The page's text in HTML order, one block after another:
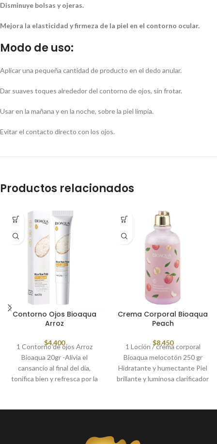
Disminuye bolsas y ojeras.
Mejora la elasticidad y firmeza de la piel en el contorno ocular.
Modo de uso:
Aplicar una pequeña cantidad de producto en el dedo anular.
Dar suaves toques alrededor del contorno de ojos, sin frotar.
Usar en la mañana y en la noche, sobre la piel limpia.
Evitar el contacto directo con los ojos.
Productos relacionados
Contorno Ojos Bioaqua
Arroz
$4,400
1 Contorno de ojos Arroz
Bioaqua 20gr -Alivia el
cansancio al final del día,
tonifica bien y refresca por la
de los ojos, aclara las manchas
Crema Corporal Bioaqua
Peach
$8,450
1 Loción / crema corporal
Bioaqua melocotón 250 gr
Hidratante y humectante Piel
brillante y luminosa clarificador
piel Producto de lujo y alta